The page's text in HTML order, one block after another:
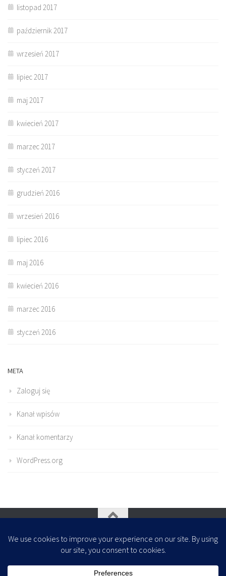
listopad 2017
październik 2017
wrzesień 2017
lipiec 2017
maj 2017
kwiecień 2017
marzec 2017
styczeń 2017
grudzień 2016
wrzesień 2016
lipiec 2016
maj 2016
kwiecień 2016
marzec 2016
styczeń 2016
META
Zaloguj się
Kanał wpisów
Kanał komentarzy
WordPress.org